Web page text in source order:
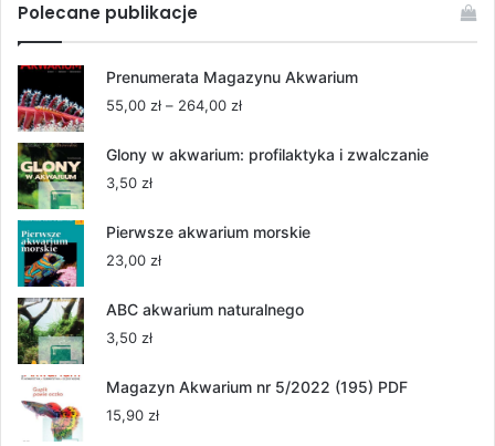
Polecane publikacje
Prenumerata Magazynu Akwarium
55,00 zł – 264,00 złZakres
od
Glony w akwarium: profilaktyka i zwalczanie
3,50 zł
Pierwsze akwarium morskie
23,00 zł
ABC akwarium naturalnego
3,50 zł
Magazyn Akwarium nr 5/2022 (195) PDF
15,90 zł